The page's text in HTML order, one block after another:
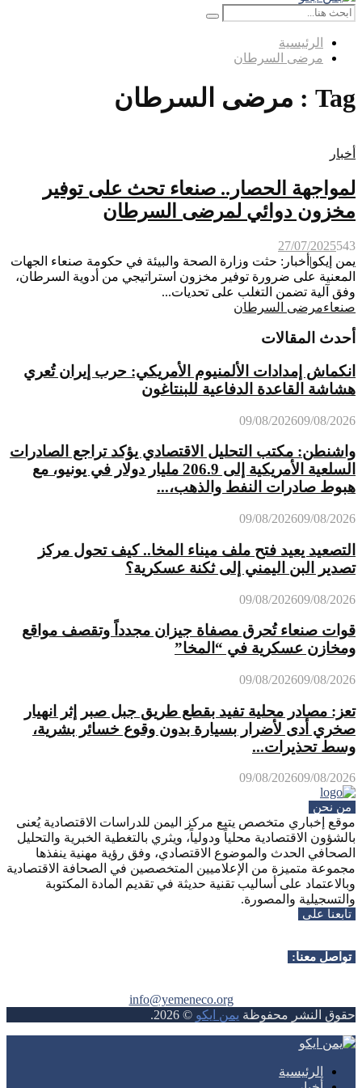
Menu
Search
for:
Search
الرئيسية
مرضى السرطان
Tag : مرضى السرطان
أخبار
لمواجهة الحصار.. صنعاء تحث على توفير
مخزون دوائي لمرضى السرطان
27/07/2025543
يمن إيكو|أخبار: حثت وزارة الصحة والبيئة في حكومة صنعاء الجهات
المعنية على ضرورة توفير مخزون استراتيجي من أدوية السرطان،
وفق آلية تضمن التغلب على تحديات...
صنعاءمرضى السرطان
أحدث المقالات
انكماش إمدادات الألمنيوم الأمريكي: حرب إيران تُعري
هشاشة القاعدة الدفاعية للبنتاغون
09/08/202609/08/2026
واشنطن: مكتب التحليل الاقتصادي يؤكد تراجع الصادرات
السلعية الأمريكية إلى 206.9 مليار دولار في يونيو، مع
هبوط صادرات النفط والذهب،...
09/08/202609/08/2026
التصعيد يعيد فتح ملف ميناء المخا.. كيف تحول مركز
تصدير البن اليمني إلى ثكنة عسكرية؟
09/08/202609/08/2026
قوات صنعاء تُحرق مصفاة جيزان مجدداً وتقصف مواقع
ومخازن عسكرية في “المخا”
09/08/202609/08/2026
تعز: مصادر محلية تفيد بقطع طريق جبل صبر إثر انهيار
صخري أدى لأضرار بسيارة بدون وقوع خسائر بشرية،
وسط تحذيرات...
09/08/202609/08/2026
من نحن
موقع إخباري متخصص يتبع مركز اليمن للدراسات الاقتصادية يُعنى
بالشؤون الاقتصادية محلياً ودولياً، ويثري بالتغطية الخبرية والتحليل
الصحافي الحدث والموضوع الاقتصادي، وفق رؤية مهنية ينفذها
مجموعة متميزة من الإعلاميين المتخصصين في الصحافة الاقتصادية
وبالاعتماد على أساليب تقنية حديثة في تقديم المادة المكتوبة
والتسجيلية والمصورة.
تابعنا على
تواصل معنا:
info@yemeneco.org
حقوق النشر محفوظة يمن ايكو©
2026
.
الرئيسية